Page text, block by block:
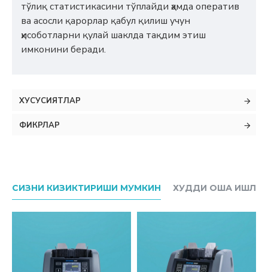
тўлиқ статистикасини тўплайди ҳамда оператив
ва асосли қарорлар қабул қилиш учун
ҳисоботларни қулай шаклда тақдим этиш
имконини беради.
ХУСУСИЯТЛАР
ФИКРЛАР
СИЗНИ КИЗИКТИРИШИ МУМКИН ХУДДИ ОША